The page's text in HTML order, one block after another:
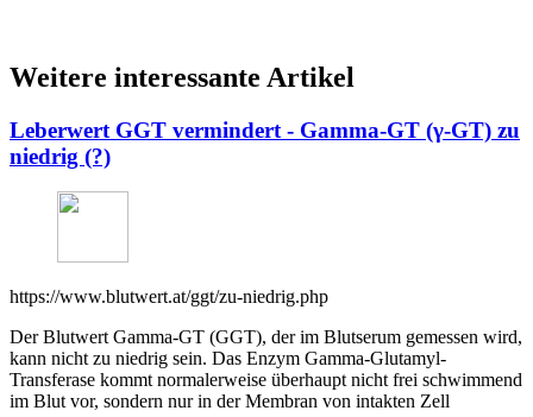
Weitere interessante Artikel
Leberwert GGT vermindert - Gamma-GT (γ-GT) zu
niedrig (?)
https://www.blutwert.at/ggt/zu-niedrig.php
Der Blutwert Gamma-GT (GGT), der im Blutserum gemessen wird,
kann nicht zu niedrig sein. Das Enzym Gamma-Glutamyl-
Transferase kommt normalerweise überhaupt nicht frei schwimmend
im Blut vor, sondern nur in der Membran von intakten Zell